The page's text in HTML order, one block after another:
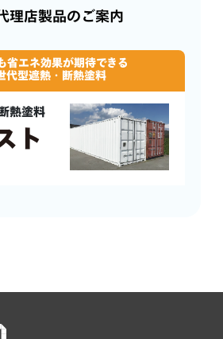
理店製品のご案内
省エネ効果が期待できる
代型遮熱・断熱塗料
熱塗料
ト